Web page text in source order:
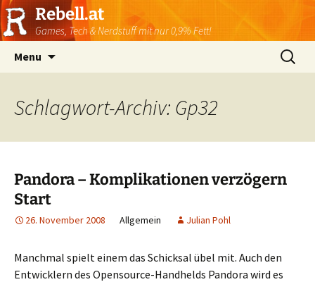
Rebell.at
Games, Tech & Nerdstuff mit nur 0,9% Fett!
Menu
Suchen
nach:
Schlagwort-Archiv: Gp32
Pandora – Komplikationen verzögern
Start
26. November 2008 Allgemein Julian Pohl
Manchmal spielt einem das Schicksal übel mit. Auch den
Entwicklern des Opensource-Handhelds Pandora wird es